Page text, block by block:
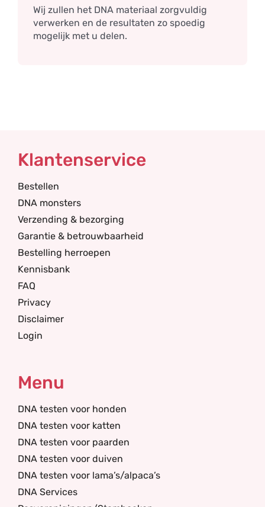
Wij zullen het DNA materiaal zorgvuldig
verwerken en de resultaten zo spoedig
mogelijk met u delen.
Klantenservice
Bestellen
DNA monsters
Verzending & bezorging
Garantie & betrouwbaarheid
Bestelling herroepen
Kennisbank
FAQ
Privacy
Disclaimer
Login
Menu
DNA testen voor honden
DNA testen voor katten
DNA testen voor paarden
DNA testen voor duiven
DNA testen voor lama’s/alpaca’s
DNA Services